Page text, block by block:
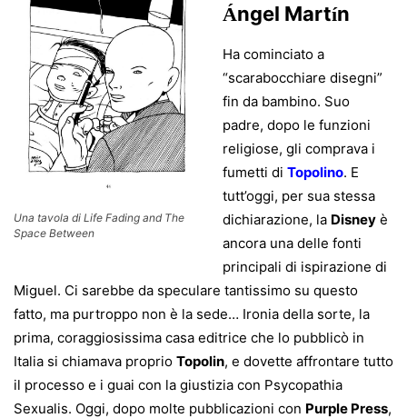
Una tavola di Life Fading and The
Space Between
Ángel Martín
Ha cominciato a
“scarabocchiare disegni”
fin da bambino. Suo
padre, dopo le funzioni
religiose, gli comprava i
fumetti di Topolino. E
tutt’oggi, per sua stessa
dichiarazione, la Disney è
ancora una delle fonti
principali di ispirazione di
Miguel. Ci sarebbe da speculare tantissimo su questo
fatto, ma purtroppo non è la sede… Ironia della sorte, la
prima, coraggiosissima casa editrice che lo pubblicò in
Italia si chiamava proprio Topolin, e dovette affrontare tutto
il processo e i guai con la giustizia con Psycopathia
Sexualis. Oggi, dopo molte pubblicazioni con Purple Press,